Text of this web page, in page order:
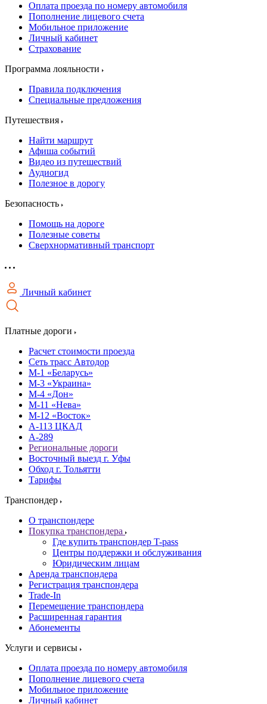
Оплата проезда по номеру автомобиля
Пополнение лицевого счета
Мобильное приложение
Личный кабинет
Страхование
Программа лояльности
Правила подключения
Специальные предложения
Путешествия
Найти маршрут
Афиша событий
Видео из путешествий
Аудиогид
Полезное в дорогу
Безопасность
Помощь на дороге
Полезные советы
Сверхнормативный транспорт
Личный кабинет
Платные дороги
Расчет стоимости проезда
Сеть трасс Автодор
М-1 «Беларусь»
М-3 «Украина»
М-4 «Дон»
М-11 «Нева»
М-12 «Восток»
А-113 ЦКАД
А-289
Региональные дороги
Восточный выезд г. Уфы
Обход г. Тольятти
Тарифы
Транспондер
О транспондере
Покупка транспондера
Где купить транспондер T-pass
Центры поддержки и обслуживания
Юридическим лицам
Аренда транспондера
Регистрация транспондера
Trade-In
Перемещение транспондера
Расширенная гарантия
Абонементы
Услуги и сервисы
Оплата проезда по номеру автомобиля
Пополнение лицевого счета
Мобильное приложение
Личный кабинет